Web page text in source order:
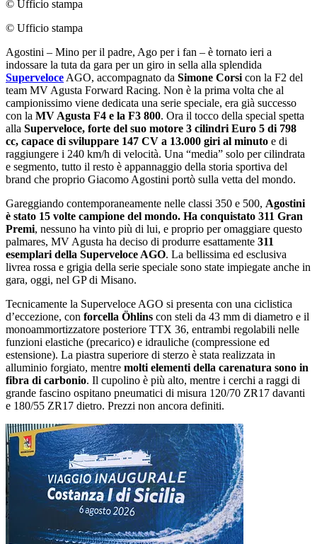
© Ufficio stampa
© Ufficio stampa
Agostini ‒ Mino per il padre, Ago per i fan ‒ è tornato ieri a
indossare la tuta da gara per un giro in sella alla splendida
Superveloce AGO, accompagnato da Simone Corsi con la F2 del
team MV Agusta Forward Racing. Non è la prima volta che al
campionissimo viene dedicata una serie speciale, era già successo
con la MV Agusta F4 e la F3 800. Ora il tocco della special spetta
alla Superveloce, forte del suo motore 3 cilindri Euro 5 di 798
cc, capace di sviluppare 147 CV a 13.000 giri al minuto e di
raggiungere i 240 km/h di velocità. Una “media” solo per cilindrata
e segmento, tutto il resto è appannaggio della storia sportiva del
brand che proprio Giacomo Agostini portò sulla vetta del mondo.
Gareggiando contemporaneamente nelle classi 350 e 500, Agostini
è stato 15 volte campione del mondo. Ha conquistato 311 Gran
Premi, nessuno ha vinto più di lui, e proprio per omaggiare questo
palmares, MV Agusta ha deciso di produrre esattamente 311
esemplari della Superveloce AGO. La bellissima ed esclusiva
livrea rossa e grigia della serie speciale sono state impiegate anche in
gara, oggi, nel GP di Misano.
Tecnicamente la Superveloce AGO si presenta con una ciclistica
dʼeccezione, con forcella Öhlins con steli da 43 mm di diametro e il
monoammortizzatore posteriore TTX 36, entrambi regolabili nelle
funzioni elastiche (precarico) e idrauliche (compressione ed
estensione). La piastra superiore di sterzo è stata realizzata in
alluminio forgiato, mentre molti elementi della carenatura sono in
fibra di carbonio. Il cupolino è più alto, mentre i cerchi a raggi di
grande fascino ospitano pneumatici di misura 120/70 ZR17 davanti
e 180/55 ZR17 dietro. Prezzi non ancora definiti.